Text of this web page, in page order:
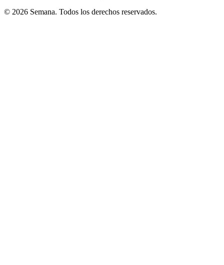
© 2026 Semana. Todos los derechos reservados.